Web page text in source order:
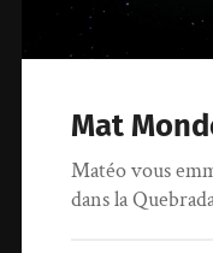
Mat
Matéo vous
dans la